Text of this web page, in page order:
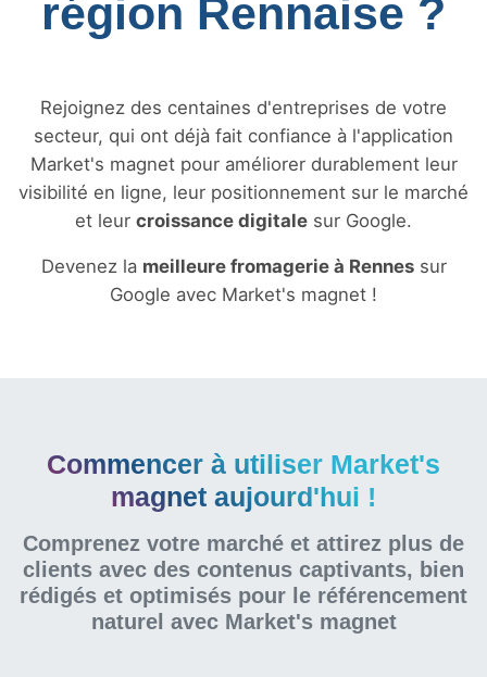
région Rennaise ?
Rejoignez des centaines d'entreprises de votre
secteur, qui ont déjà fait confiance à l'application
Market's magnet pour améliorer durablement leur
visibilité en ligne, leur positionnement sur le marché
et leur croissance digitale sur Google.
Devenez la meilleure fromagerie à Rennessur
Google avec Market's magnet !
Commencer à utiliser Market's
magnet aujourd'hui !
Comprenez votre marché et attirez plus de
clients avec des contenus captivants, bien
rédigés et optimisés pour le référencement
naturel avec Market's magnet